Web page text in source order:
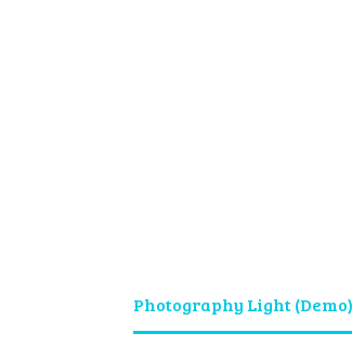
Photography Light (Demo)